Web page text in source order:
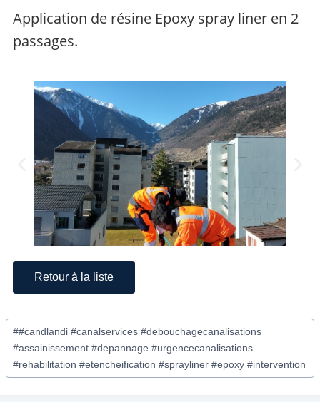
Application de résine Epoxy spray liner en 2
passages.
Retour à la liste
##candlandi #canalservices #debouchagecanalisations
#assainissement #depannage #urgencecanalisations
#rehabilitation #etencheification #sprayliner #epoxy #intervention